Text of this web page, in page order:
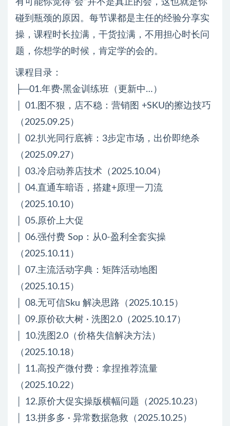
有可能你觉得“会”并不是真正的会，这也就是你
碰到瓶颈的原因。每节课都是主任的经验分享实
操，课程时长拉满，干货拉满，不用担心时长问
题，你想学的时候，肯定学的会的。
课程目录：
├─01.年费·黑金训练班（更新中…）
│ 01.图不狠，店不稳：营销图 +SKU的擦边技巧
（2025.09.25）
│ 02.扒光同行底裤：3步定市场，出价即绝杀
（2025.09.27）
│ 03.冷启动养店技术（2025.10.04）
│ 04.直通车暗语，搭建+原理一刀流
（2025.10.10）
│ 05.原价上大促
│ 06.强付费 Sop：从0-盈利全套实操
（2025.10.11）
│ 07.主流活动字典：矩阵活动地图
（2025.10.15）
│ 08.无可信Sku 解决思路（2025.10.15）
│ 09.原价砍大树 · 洗图2.0（2025.10.17）
│ 10.洗图2.0（价格失信解决方法）
（2025.10.18）
│ 11.高投产微付费：拿捏推荐流量
（2025.10.22）
│ 12.原价大促实操版横幅问题（2025.10.23）
│ 13.拼多多 · 异常数据急救（2025.10.25）